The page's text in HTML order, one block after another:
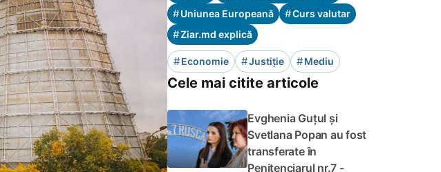
#Uniunea Europeană #Curs valutar
#Ziar.md explică
#Economie #Justiție #Mediu
Cele mai citite articole
Evghenia Guțul și
Svetlana Popan au fost
transferate în
Penitenciarul nr.7 -